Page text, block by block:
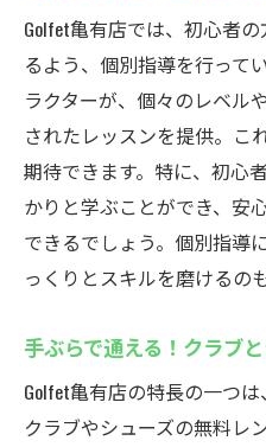
Golfet亀有店では、初心者
るよう、個別指導を行って
ラクターが、個々のレベル
されたレッスンを提供。こ
期待できます。特に、初心
かりと学ぶことができ、安
できるでしょう。個別指導
っくりとスキルを磨けるの
手ぶらで通える！クラブ
Golfet亀有店の特長の一つ
クラブやシューズの無料レ